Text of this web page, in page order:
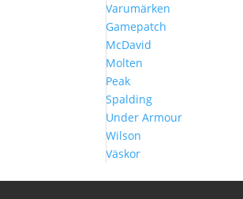
Varumärken
Gamepatch
McDavid
Molten
Peak
Spalding
Under Armour
Wilson
Väskor